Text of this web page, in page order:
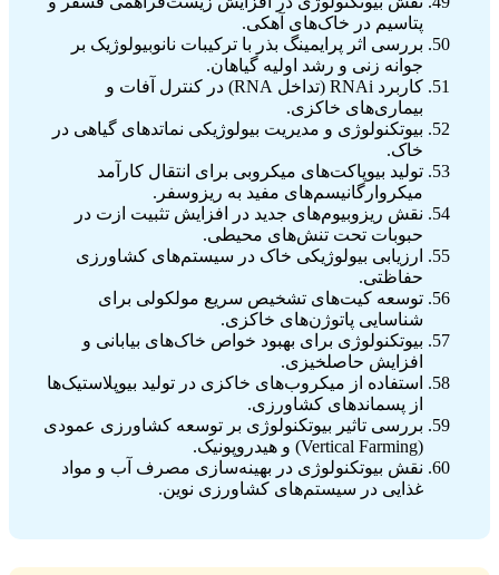
پتاسیم در خاک‌های آهکی.
بررسی اثر پرایمینگ بذر با ترکیبات نانوبیولوژیک بر
جوانه زنی و رشد اولیه گیاهان.
کاربرد RNAi (تداخل RNA) در کنترل آفات و
بیماری‌های خاکزی.
بیوتکنولوژی و مدیریت بیولوژیکی نماتدهای گیاهی در
خاک.
تولید بیوپاکت‌های میکروبی برای انتقال کارآمد
میکروارگانیسم‌های مفید به ریزوسفر.
نقش ریزوبیوم‌های جدید در افزایش تثبیت ازت در
حبوبات تحت تنش‌های محیطی.
ارزیابی بیولوژیکی خاک در سیستم‌های کشاورزی
حفاظتی.
توسعه کیت‌های تشخیص سریع مولکولی برای
شناسایی پاتوژن‌های خاکزی.
بیوتکنولوژی برای بهبود خواص خاک‌های بیابانی و
افزایش حاصلخیزی.
استفاده از میکروب‌های خاکزی در تولید بیوپلاستیک‌ها
از پسماندهای کشاورزی.
بررسی تاثیر بیوتکنولوژی بر توسعه کشاورزی عمودی
(Vertical Farming) و هیدروپونیک.
نقش بیوتکنولوژی در بهینه‌سازی مصرف آب و مواد
غذایی در سیستم‌های کشاورزی نوین.